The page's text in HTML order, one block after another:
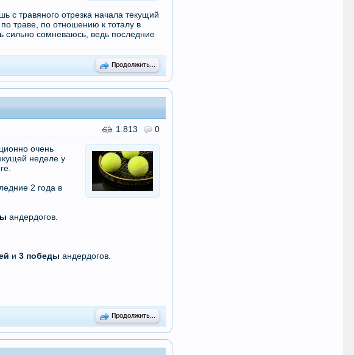
с травяного отрезка начала текущий
траве, по отношению к тоталу в
сильно сомневаюсь, ведь последние
Продолжить...
0
1.813
очень
неделе у
2 года в
андердогов.
и3 победы андердогов.
Продолжить...